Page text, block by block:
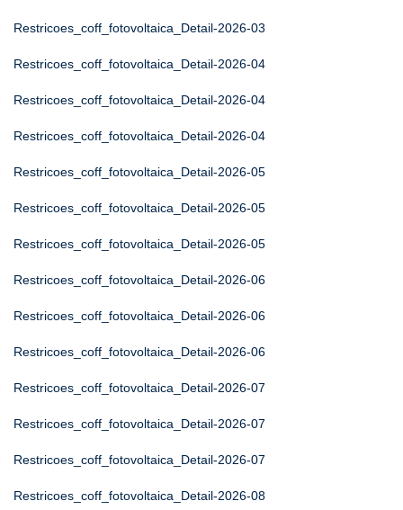
Restricoes_coff_fotovoltaica_Detail-2026-03
Restricoes_coff_fotovoltaica_Detail-2026-04
Restricoes_coff_fotovoltaica_Detail-2026-04
Restricoes_coff_fotovoltaica_Detail-2026-04
Restricoes_coff_fotovoltaica_Detail-2026-05
Restricoes_coff_fotovoltaica_Detail-2026-05
Restricoes_coff_fotovoltaica_Detail-2026-05
Restricoes_coff_fotovoltaica_Detail-2026-06
Restricoes_coff_fotovoltaica_Detail-2026-06
Restricoes_coff_fotovoltaica_Detail-2026-06
Restricoes_coff_fotovoltaica_Detail-2026-07
Restricoes_coff_fotovoltaica_Detail-2026-07
Restricoes_coff_fotovoltaica_Detail-2026-07
Restricoes_coff_fotovoltaica_Detail-2026-08